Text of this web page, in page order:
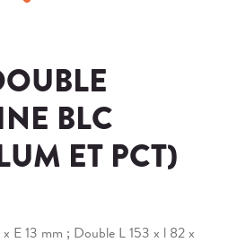
BLC
ET PCT)
E 13 mm ; Double L 153 x l 82 x